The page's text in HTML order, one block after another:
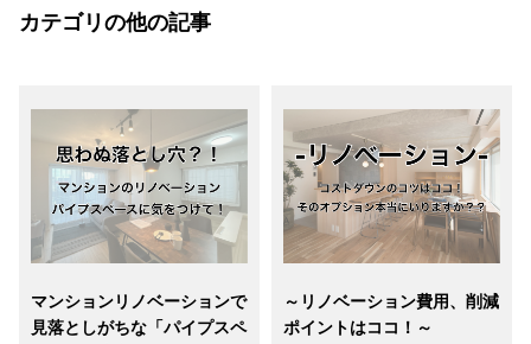
カテゴリの他の記事
マンションリノベーションで
見落としがちな「パイプスペ
～リノベーション費用、削減
ポイントはココ！～